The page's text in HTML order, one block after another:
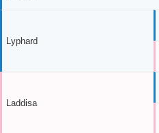
Lyphard
Laddisa